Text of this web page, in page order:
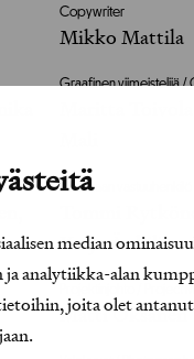
median
ja analytiikka-alan
joita olet
Copywriter
Mikko Mattila
Graafinen viimeistelijä /
Asiakkaan
Katja Änkilä
Matti Oksanen